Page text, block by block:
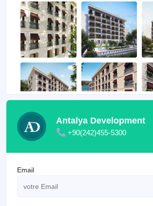
Antalya Development
+90(242)455-5300
Email